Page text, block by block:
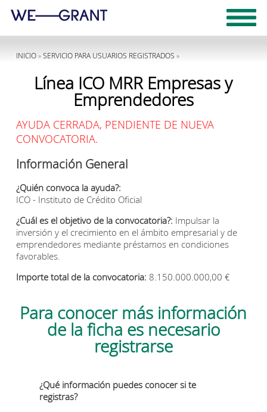
INICIO»SERVICIO PARA USUARIOS REGISTRADOS »
Línea ICO MRR Empresas y
Emprendedores
AYUDA CERRADA, PENDIENTE DE NUEVA
CONVOCATORIA.
Información General
¿Quién convoca la ayuda?:
ICO - Instituto de Crédito Oficial
¿Cuál es el objetivo de la convocatoria?: Impulsar la
inversión y el crecimiento en el ámbito empresarial y de
emprendedores mediante préstamos en condiciones
favorables.
Importe total de la convocatoria: 8.150.000.000,00 €
Para conocer más información
de la ficha es necesario
registrarse
¿Qué información puedes conocer si te
registras?